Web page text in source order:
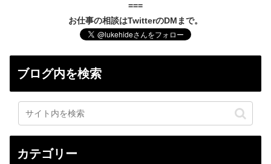
===
お仕事の相談はTwitterのDMまで。
ブログ内を検索
カテゴリー